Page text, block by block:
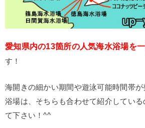
愛知県内の13箇所の人気海水浴場を
す！
海開きの細かい期間や遊泳可能時間帯
浴場は、そちらも合わせて紹介してい
て下さい！^^